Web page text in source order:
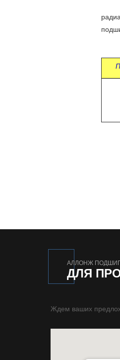
АЛЛОНЖ
ДЛЯ
Ждем ваших